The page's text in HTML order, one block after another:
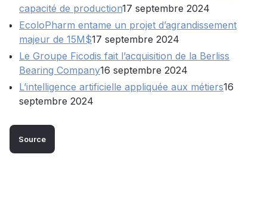
capacité de production17 septembre 2024
EcoloPharm entame un projet d’agrandissement
majeur de 15M$17 septembre 2024
Le Groupe Ficodis fait l’acquisition de la Berliss
Bearing Company16 septembre 2024
L’intelligence artificielle appliquée aux métiers16
septembre 2024
Source